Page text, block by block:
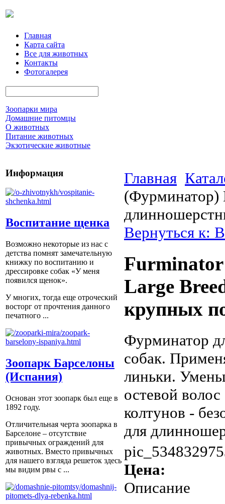
Главная
Карта сайта
Все для животных
Контакты
Фотогалерея
Зоопарки мира
Домашние питомцы
О животных
Питание животных
Экзотические животные
Информация
Воспитание щенка
Возможно некоторые из нас с
детства помнят замечательную
книжку по воспитанию и
дрессировке собак «У меня
появился щенок».
У многих, тогда еще отроческий
восторг от прочтения данного
печатного ...
Зоопарк Барселоны
(Испания)
Основан этот зоопарк был еще в
1892 году.
Отличительная черта зоопарка в
Барселоне – отсутствие
привычных ограждений для
животных. Вместо привычных
для нашего взгляда решеток здесь
мы видим рвы с ...
Главная
(Фурминатор)
Вернуться к:
Large
крупных
Фурминатор
собак.
линьки.
остевой
колтунов -
для
Цена:
Описание